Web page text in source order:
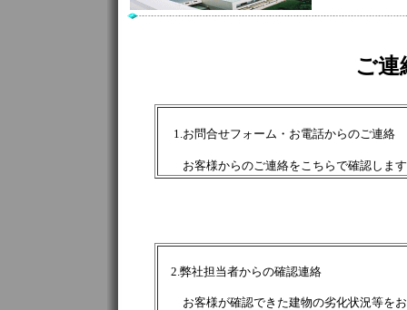
ご連
1.お問合せフォーム・お電話からのご連絡
お客様からのご連絡をこちらで確認しま
2.弊社担当者からの確認連絡
お客様が確認できた建物の劣化状況等をお